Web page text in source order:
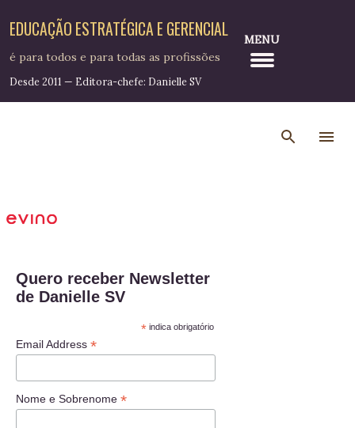
Pular para o conteúdo principal
EDUCAÇÃO ESTRATÉGICA E GERENCIAL
é para todos e para todas as profissões
Desde 2011 — Editora-chefe: Danielle SV
MENU
Quero receber Newsletter
de Danielle SV
*indica obrigatório
Email Address *
Nome e Sobrenome *